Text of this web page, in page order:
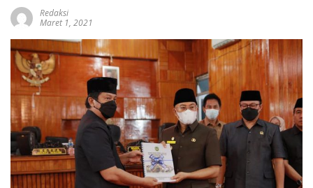
Redaksi
Maret 1, 2021